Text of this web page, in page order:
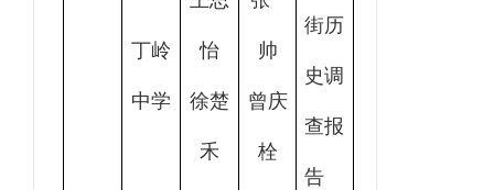
丁岭
中学
怡
徐楚
禾
帅
曾庆
栓
街历
史调
查报
告